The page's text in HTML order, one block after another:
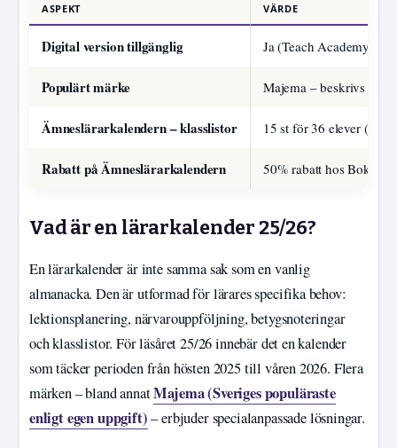
ASPEKT VÄRDE
Digital version tillgänglig Ja (Teach Academy,
Populärt märke Majema – beskrivs som
Ämneslärarkalendern – klasslistor 15 st för 36 elever
Rabatt på Ämneslärarkalendern 50% rabatt hos
Vad är en lärarkalender 25/26?
En lärarkalender är inte samma sak som en vanlig
almanacka. Den är utformad för lärares specifika behov:
lektionsplanering, närvarouppföljning, betygsnoteringar
och klasslistor. För läsåret 25/26 innebär det en kalender
som täcker perioden från hösten 2025 till våren 2026. Flera
märken – bland annatMajema (Sveriges populäraste
enligt egen uppgift)– erbjuder specialanpassade lösningar.